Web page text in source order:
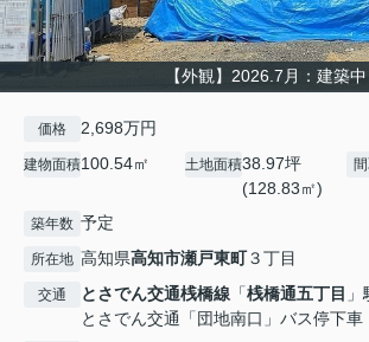
【外観】2026.7月：建築中
価格 2,698万円
建物面積100.54㎡ 土地面積38.97坪
(128.83㎡)
築年数 予定
所在地 高知県高知市瀬戸東町３丁目
交通 とさでん交通桟橋線 「桟橋通五丁目
とさでん交通「団地南口」バス停下